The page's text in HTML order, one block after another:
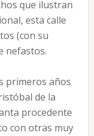
que ilustran
esta calle
(con su
nefastos.
primeros años
de la
procedente
con otras muy